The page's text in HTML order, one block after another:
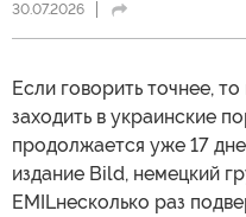
30.07.2026
Если говорить точнее,
заходить в украинские
продолжается уже 17
издание Bild, немецкий
EMILнесколько раз